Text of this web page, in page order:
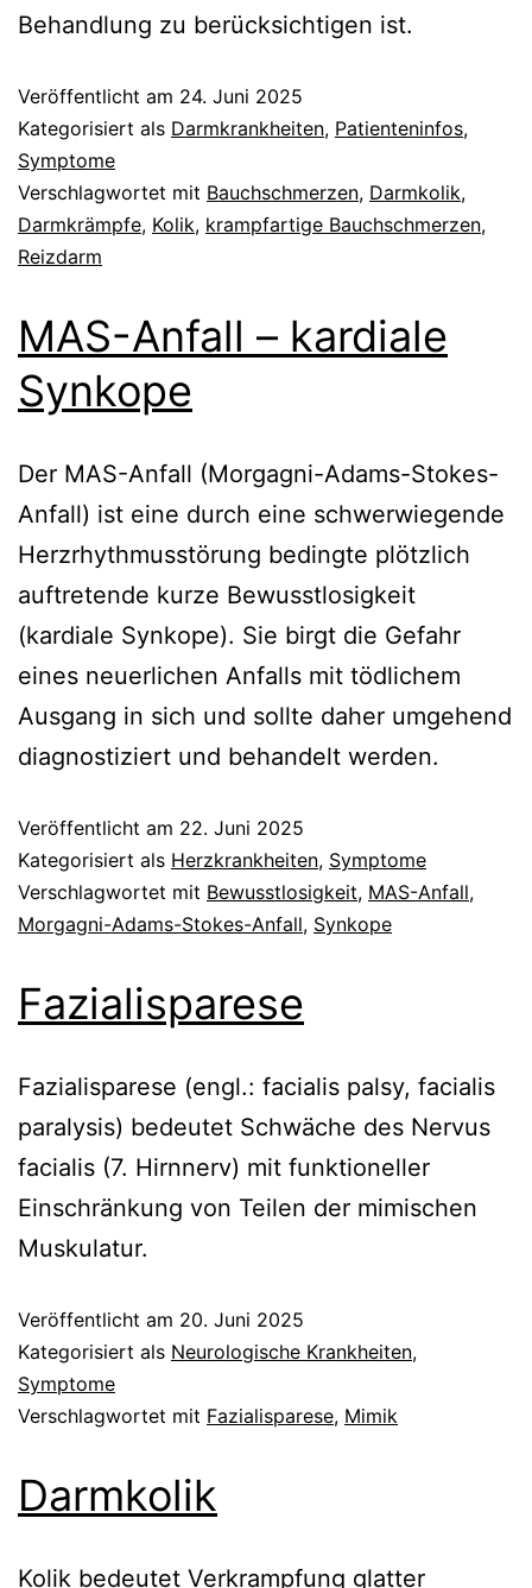
Behandlung zu berücksichtigen ist.
Veröffentlicht am 24. Juni 2025
Kategorisiert als Darmkrankheiten, Patienteninfos,
Symptome
Verschlagwortet mit Bauchschmerzen, Darmkolik,
Darmkrämpfe, Kolik, krampfartige Bauchschmerzen,
Reizdarm
MAS-Anfall – kardiale
Synkope
Der MAS-Anfall (Morgagni-Adams-Stokes-
Anfall) ist eine durch eine schwerwiegende
Herzrhythmusstörung bedingte plötzlich
auftretende kurze Bewusstlosigkeit
(kardiale Synkope). Sie birgt die Gefahr
eines neuerlichen Anfalls mit tödlichem
Ausgang in sich und sollte daher umgehend
diagnostiziert und behandelt werden.
Veröffentlicht am 22. Juni 2025
Kategorisiert als Herzkrankheiten, Symptome
Verschlagwortet mit Bewusstlosigkeit, MAS-Anfall,
Morgagni-Adams-Stokes-Anfall, Synkope
Fazialisparese
Fazialisparese (engl.: facialis palsy, facialis
paralysis) bedeutet Schwäche des Nervus
facialis (7. Hirnnerv) mit funktioneller
Einschränkung von Teilen der mimischen
Muskulatur.
Veröffentlicht am 20. Juni 2025
Kategorisiert als Neurologische Krankheiten,
Symptome
Verschlagwortet mit Fazialisparese, Mimik
Darmkolik
Kolik bedeutet Verkrampfung glatter